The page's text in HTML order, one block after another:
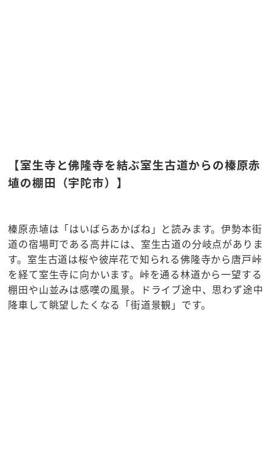
【室生寺と佛隆寺を結ぶ室生古道からの榛原赤
埴の棚田（宇陀市）】
榛原赤埴は「はいばらあかばね」と読みます。伊勢本街
道の宿場町である高井には、室生古道の分岐点がありま
す。室生古道は桜や彼岸花で知られる佛隆寺から唐戸峠
を経て室生寺に向かいます。峠を通る林道から一望する
棚田や山並みは感嘆の風景。ドライブ途中、思わず途中
降車して眺望したくなる「街道景観」です。